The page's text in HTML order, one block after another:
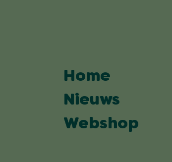
Home
Nieuws
Webshop